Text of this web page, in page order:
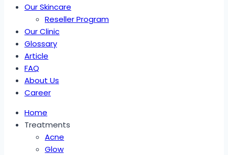
Our Skincare
Reseller Program
Our Clinic
Glossary
Article
FAQ
About Us
Career
Home
Treatments
Acne
Glow